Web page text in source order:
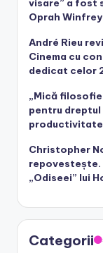
visare” a fost
Oprah
André Rieu
Cinema cu
dedicat celor
„Mică
pentru
productivitate
Christopher
repovestește.
„Odiseei” lui
Categorii